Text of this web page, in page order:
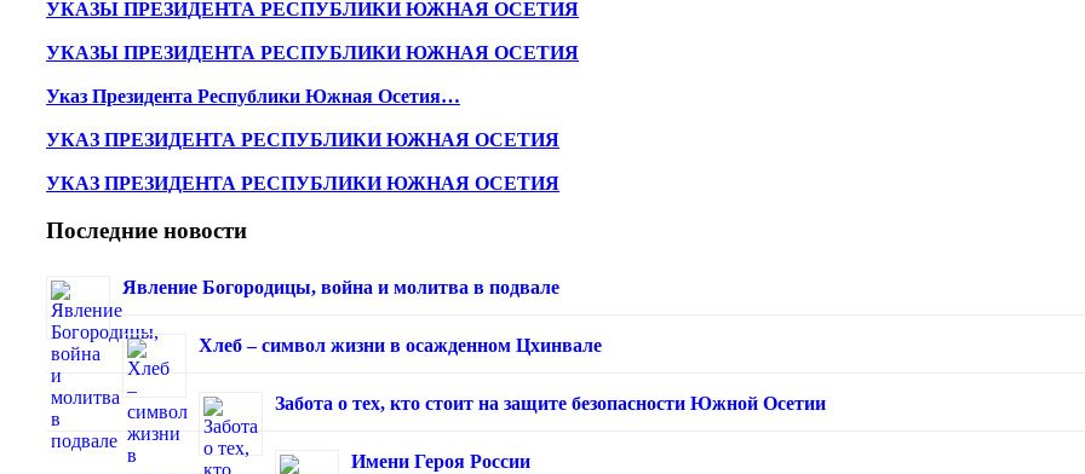
УКАЗЫ ПРЕЗИДЕНТА РЕСПУБЛИКИ ЮЖНАЯ ОСЕТИЯ
УКАЗЫ ПРЕЗИДЕНТА РЕСПУБЛИКИ ЮЖНАЯ ОСЕТИЯ
Указ Президента Республики Южная Осетия…
УКАЗ ПРЕЗИДЕНТА РЕСПУБЛИКИ ЮЖНАЯ ОСЕТИЯ
УКАЗ ПРЕЗИДЕНТА РЕСПУБЛИКИ ЮЖНАЯ ОСЕТИЯ
Последние новости
Явление Богородицы, война и молитва в подвале
Хлеб – символ жизни в осажденном Цхинвале
Забота о тех, кто стоит на защите безопасности Южной Осетии
Имени Героя России